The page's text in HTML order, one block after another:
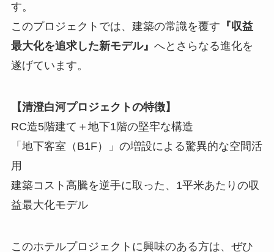
す。
このプロジェクトでは、建築の常識を覆す 『収益
最大化を追求した新モデル』 へとさらなる進化を
遂げています。
【清澄白河プロジェクトの特徴】
RC造5階建て＋地下1階の堅牢な構造
「地下客室（B1F）」の増設による驚異的な空間活
用
建築コスト高騰を逆手に取った、1平米あたりの収
益最大化モデル
このホテルプロジェクトに興味のある方は、ぜひ